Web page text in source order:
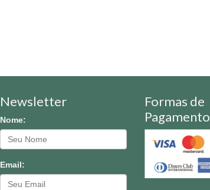
Newsletter
Nome:
Email:
Formas de
Pagamento